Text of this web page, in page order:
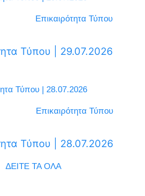
Επικαιρότητα Τύπου
Τύπου | 29.07.2026
Επικαιρότητα Τύπου
Τύπου | 28.07.2026
ΔΕΙΤΕ ΤΑ ΟΛΑ